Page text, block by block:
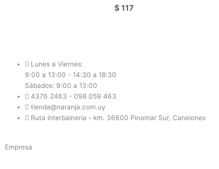
$ 117
Lunes a Viernes:
9:00 a 13:00 - 14:30 a 18:30
Sábados: 9:00 a 13:00
4376 2463 - 098 059 463
tienda@naranja.com.uy
Ruta interbalneria - km. 36600 Pinamar Sur, Canelones
Empresa